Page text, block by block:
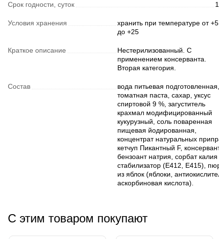
Срок годности, суток
Условия хранения
хранить при температуре от +5
до +25
Краткое описание
Нестерилизованный. С
применением консерванта.
Вторая категория.
Состав
вода питьевая подготовленная,
томатная паста, сахар, уксус
спиртовой 9 %, загуститель
крахмал модифицированный
кукурузный, соль поваренная
пищевая йодированная,
концентрат натуральных
кетчуп Пикантный F,
бензоант натрия, сорбат калия
стабилизатор (Е412, Е415),
из яблок (яблоки,
аскорбиновая кислота).
С этим товаром покупают